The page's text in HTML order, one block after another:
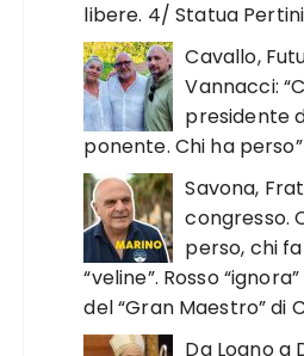
libere. 4/ Statua
Cavallo,
Vannacci:
presidente
ponente. Chi ha perso”
Savona,
congresso.
perso, chi
“veline”. Rosso
del “Gran Maestro” di
Da Loano a